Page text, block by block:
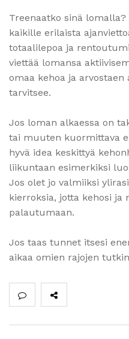
Treenaatko sinä
kaikille erilaista
totaalilepoa ja
viettää lomansa
omaa kehoa ja
tarvitsee.
Jos loman alkaessa on
tai muuten kuormittava
hyvä idea keskittyä
liikuntaan esimerkiksi
Jos olet jo valmiiksi
kierroksia, jotta kehosi ja
palautumaan.
Jos taas tunnet itsesi
aikaa omien rajojen